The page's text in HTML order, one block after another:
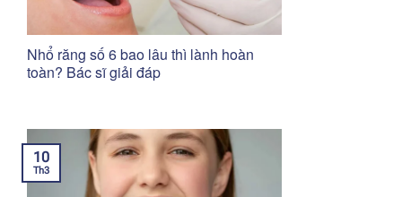
Nhổ răng số 6 bao lâu thì lành hoàn
toàn? Bác sĩ giải đáp
10
Th3